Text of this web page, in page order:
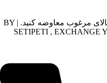
در ستی پتی پول ارزشمند خود را با کالای مرغوب معاوضه کنید. | BY
SETIPETI , EXCHANGE